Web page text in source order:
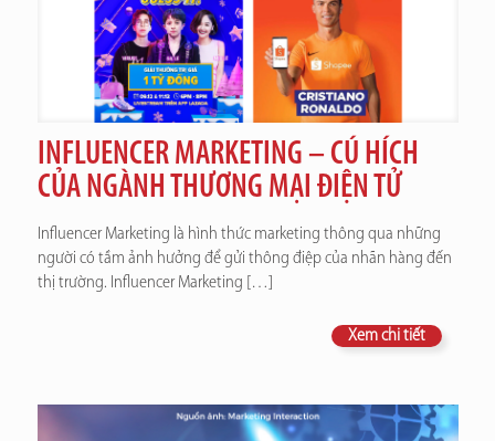
INFLUENCER MARKETING – CÚ HÍCH
CỦA NGÀNH THƯƠNG MẠI ĐIỆN TỬ
Influencer Marketing là hình thức marketing thông qua những
người có tầm ảnh hưởng để gửi thông điệp của nhãn hàng đến
thị trường. Influencer Marketing […]
Xem chi tiết